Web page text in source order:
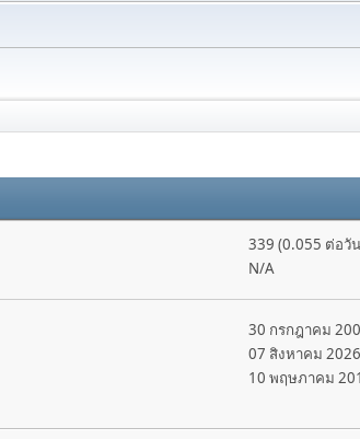
339 (0.055 ต่อวั
N/A
30 กรกฎาคม
07 สิงหาคม
10 พฤษภาคม